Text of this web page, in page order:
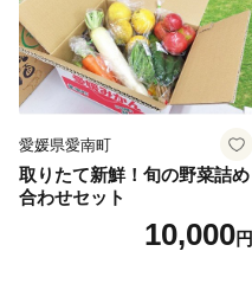
ねっとり 生芋 新芋 あんのう
いも 甘藷 べにはるか スイー
ツ 国産 糖度 産地直送 農家直
送 数量限定 21000円 愛媛 愛
南 ミッチーのおみかん畑
愛媛県愛南町
取りたて新鮮！旬の野菜詰め
合わせセット
10,000円